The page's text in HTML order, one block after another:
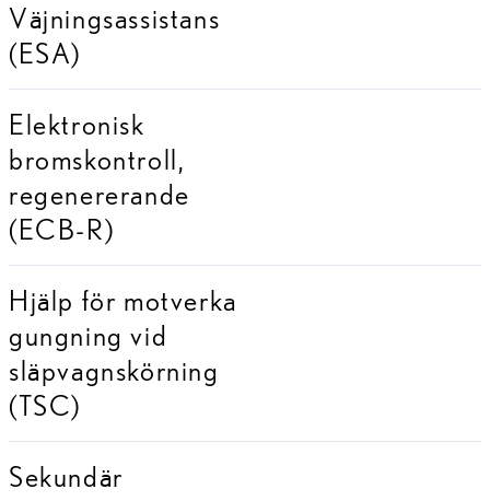
Väjningsassistans
(ESA)
Elektronisk
bromskontroll,
regenererande
(ECB-R)
Hjälp för motverka
gungning vid
släpvagnskörning
(TSC)
Sekundär